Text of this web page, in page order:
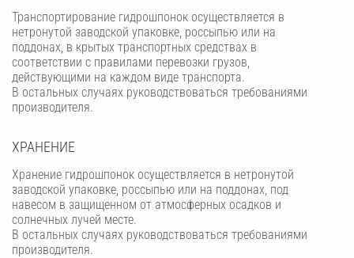
Транспортирование гидрошпонок осуществляется в
нетронутой заводской упаковке, россыпью или на
поддонах, в крытых транспортных средствах в
соответствии с правилами перевозки грузов,
действующими на каждом виде транспорта.
В остальных случаях руководствоваться требованиями
производителя.
ХРАНЕНИЕ
Хранение гидрошпонок осуществляется в нетронутой
заводской упаковке, россыпью или на поддонах, под
навесом в защищенном от атмосферных осадков и
солнечных лучей месте.
В остальных случаях руководствоваться требованиями
производителя.